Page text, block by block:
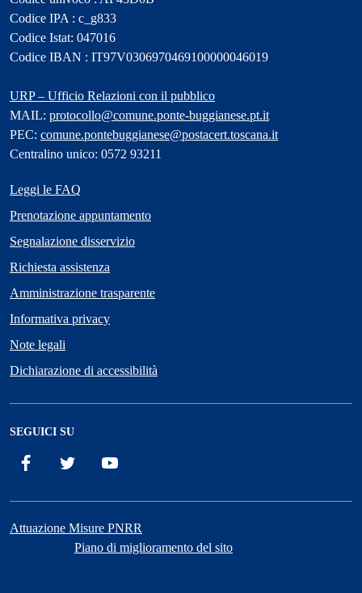
Codice IPA : c_g833
Codice Istat: 047016
Codice IBAN : IT97V0306970469100000046019
URP – Ufficio Relazioni con il pubblico
MAIL: protocollo@comune.ponte-buggianese.pt.it
PEC: comune.pontebuggianese@postacert.toscana.it
Centralino unico: 0572 93211
Leggi le FAQ
Prenotazione appuntamento
Segnalazione disservizio
Richiesta assistenza
Amministrazione trasparente
Informativa privacy
Note legali
Dichiarazione di accessibilità
SEGUICI SU
Facebook
Attuazione Misure PNRR
Piano di miglioramento del sito